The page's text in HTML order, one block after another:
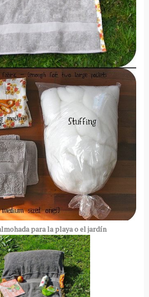
para la playa o el jardín